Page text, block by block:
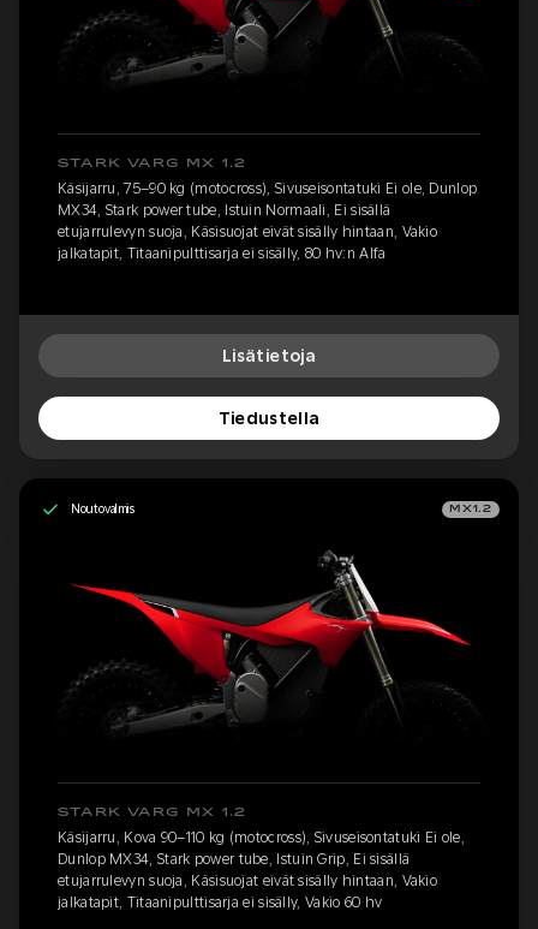
STARK VARG MX 1.2
Käsijarru, 75–90 kg (motocross), Sivuseisontatuki Ei ole, Dunlop
MX34, Stark power tube, Istuin Normaali, Ei sisällä
etujarrulevyn suoja, Käsisuojat eivät sisälly hintaan, Vakio
jalkatapit, Titaanipulttisarja ei sisälly, 80 hv:n Alfa
Lisätietoja
Tiedustella
Noutovalmis MX1.2
STARK VARG MX 1.2
Käsijarru, Kova 90–110 kg (motocross), Sivuseisontatuki Ei ole,
Dunlop MX34, Stark power tube, Istuin Grip, Ei sisällä
etujarrulevyn suoja, Käsisuojat eivät sisälly hintaan, Vakio
jalkatapit, Titaanipulttisarja ei sisälly, Vakio 60 hv